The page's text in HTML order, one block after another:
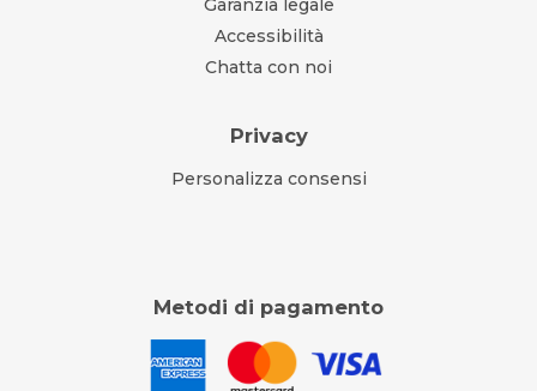
Garanzia legale
Accessibilità
Chatta con noi
Privacy
Personalizza consensi
Metodi di pagamento